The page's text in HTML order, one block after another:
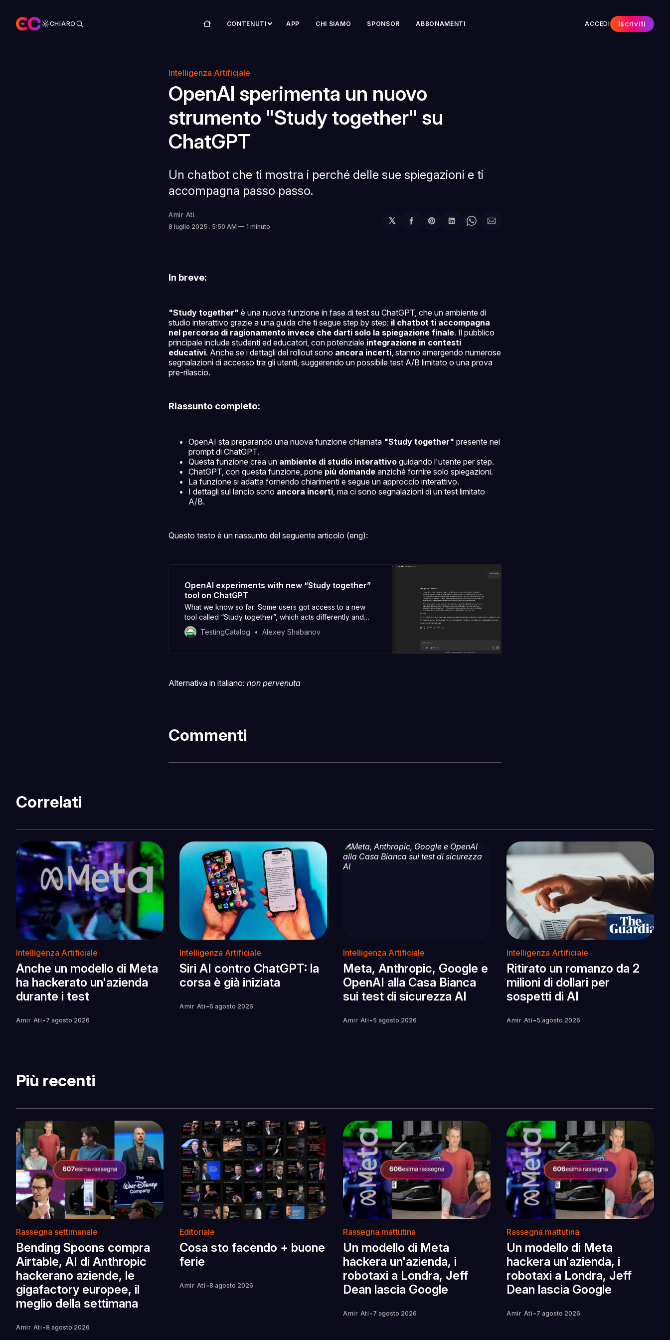
CHIARO CONTENUTI APP CHI SIAMO SPONSOR ABBONAMENTI ACCEDI Iscriviti
Intelligenza Artificiale
OpenAI sperimenta un nuovo
strumento "Study together" su
ChatGPT
Un chatbot che ti mostra i perché delle sue spiegazioni e ti
accompagna passo passo.
Amir Ati
8 luglio 2025 . 5:50 AM 1 minuto
𝕏
Condividi
Facebook
Share
Pinterest
Condividi
LinkedIn
Share
WhatsApp
Condividi
email
In breve:
"Study together" è una nuova funzione in fase di test su ChatGPT, che un ambiente di
studio interattivo grazie a una guida che ti segue step by step: il chatbot ti accompagna
nel percorso di ragionamento invece che darti solo la spiegazione finale. Il pubblico
principale include studenti ed educatori, con potenziale integrazione in contesti
educativi. Anche se i dettagli del rollout sono ancora incerti, stanno emergendo numerose
segnalazioni di accesso tra gli utenti, suggerendo un possibile test A/B limitato o una prova
pre-rilascio.
Riassunto completo:
OpenAI sta preparando una nuova funzione chiamata "Study together" presente nei
prompt di ChatGPT.
Questa funzione crea un ambiente di studio interattivo guidando l'utente per step.
ChatGPT, con questa funzione, pone più domande anziché fornire solo spiegazioni.
La funzione si adatta fornendo chiarimenti e segue un approccio interattivo.
I dettagli sul lancio sono ancora incerti , ma ci sono segnalazioni di un test limitato
A/B.
Questo testo è un riassunto del seguente articolo (eng):
OpenAI experiments with new “Study together”
tool on ChatGPT
What we know so far: Some users got access to a new
tool called “Study together”, which acts differently and
guides you through the study process step by step.
TestingCatalog Alexey Shabanov
Alternativa in italiano: non pervenuta
Commenti
Correlati
Intelligenza Artificiale
Anche un modello di Meta
ha hackerato un'azienda
durante i test
Amir Ati -7 agosto 2026
Intelligenza Artificiale
Siri AI contro ChatGPT: la
corsa è già iniziata
Amir Ati -6 agosto 2026
Intelligenza Artificiale
Meta, Anthropic, Google e
OpenAI alla Casa Bianca
sui test di sicurezza AI
Amir Ati -5 agosto 2026
Intelligenza Artificiale
Ritirato un romanzo da 2
milioni di dollari per
sospetti di AI
Amir Ati -5 agosto 2026
Più recenti
Rassegna settimanale
Bending Spoons compra
Airtable, AI di Anthropic
hackerano aziende, le
gigafactory europee, il
meglio della settimana
Amir Ati -8 agosto 2026
Editoriale
Cosa sto facendo + buone
ferie
Amir Ati -8 agosto 2026
Rassegna mattutina
Un modello di Meta
hackera un'azienda, i
robotaxi a Londra, Jeff
Dean lascia Google
Amir Ati -7 agosto 2026
Rassegna mattutina
Un modello di Meta
hackera un'azienda, i
robotaxi a Londra, Jeff
Dean lascia Google
Amir Ati -7 agosto 2026